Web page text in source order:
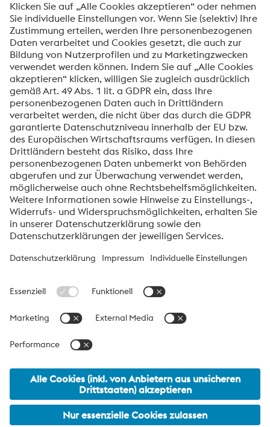
Minimierung der Lichtreflexion des Kunststoffteils durch
spezielle Texturen.
»Soft-Touch-Oberfläche in der Hintergrundtextur–
einzigartige Textur, kombiniert mit abgestimmter
konturnaher Temperierung zur Realisierung einer 2K-
ähnlichen weichen Oberfläche auf starren 1K-
Kunststoffformteilen.
»Verschleißfestigkeit für feine Texturen– auf die
Texturierung abgestimmter Beschichtungsprozess zum
Schutz der Mikro-Oberflächenstrukturen ohne
Beeinträchtigung der Funktion.
GmbH
eine deutsche Vertriebsgesellschaft der High Performance Metals
Division des voestalpine-Konzerns. Diese Division konzentriert sich
auf technologisch anspruchsvolle Produktsegmente und ist
weltweit Marktführer für Werkzeugstähle und Sonderwerkstoffe.
voestalpine Group Navigation
© 2026 voestalpine High Performance Metals Deutschland
GmbH
hpm-deutschland@voestalpine.com